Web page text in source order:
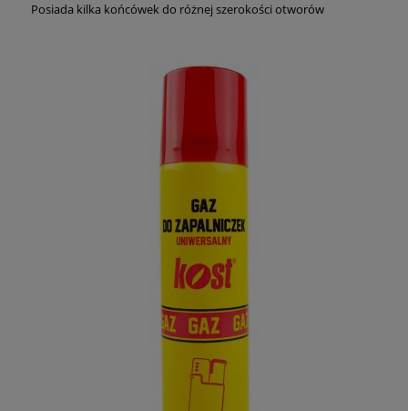
Posiada kilka końcówek do różnej szerokości otworów